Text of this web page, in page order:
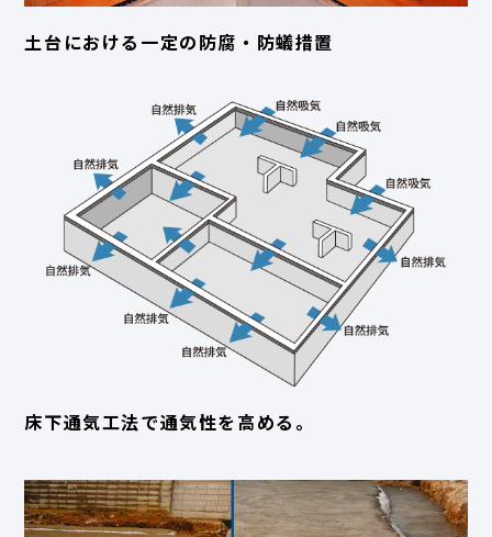
土台における一定の防腐・防蟻措置
床下通気工法で通気性を高める。